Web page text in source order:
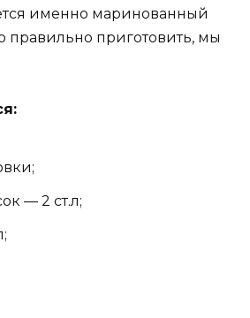
именно маринованный
правильно приготовить, мы
— 2 ст.л;